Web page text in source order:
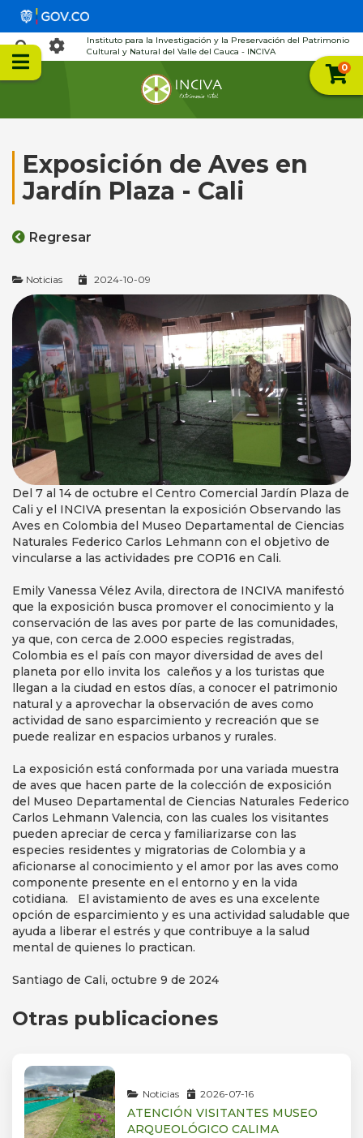
Instituto para la Investigación y la Preservación del Patrimonio
Cultural y Natural del Valle del Cauca - INCIVA
0
Exposición de Aves en
Jardín Plaza - Cali
Regresar
Noticias 2024-10-09
Del 7 al 14 de octubre el Centro Comercial Jardín Plaza de
Cali y el INCIVA presentan la exposición Observando las
Aves en Colombia del Museo Departamental de Ciencias
Naturales Federico Carlos Lehmann con el objetivo de
vincularse a las actividades pre COP16 en Cali.
Emily Vanessa Vélez Avila, directora de INCIVA manifestó
que la exposición busca promover el conocimiento y la
conservación de las aves por parte de las comunidades,
ya que, con cerca de 2.000 especies registradas,
Colombia es el país con mayor diversidad de aves del
planeta por ello invita los caleños y a los turistas que
llegan a la ciudad en estos días, a conocer el patrimonio
natural y a aprovechar la observación de aves como
actividad de sano esparcimiento y recreación que se
puede realizar en espacios urbanos y rurales.
La exposición está conformada por una variada muestra
de aves que hacen parte de la colección de exposición
del Museo Departamental de Ciencias Naturales Federico
Carlos Lehmann Valencia, con las cuales los visitantes
pueden apreciar de cerca y familiarizarse con las
especies residentes y migratorias de Colombia y a
aficionarse al conocimiento y el amor por las aves como
componente presente en el entorno y en la vida
cotidiana. El avistamiento de aves es una excelente
opción de esparcimiento y es una actividad saludable que
ayuda a liberar el estrés y que contribuye a la salud
mental de quienes lo practican.
Santiago de Cali, octubre 9 de 2024
Otras publicaciones
Noticias 2026-07-16
ATENCIÓN VISITANTES MUSEO
ARQUEOLÓGICO CALIMA